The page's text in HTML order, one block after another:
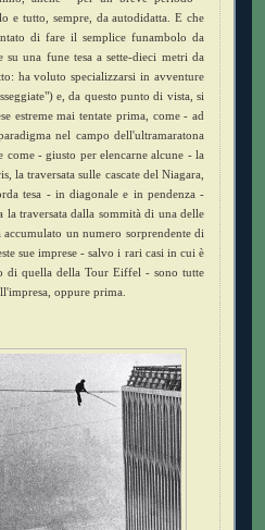
e tutto, sempre, da autodidatta. E che
di fare il semplice funambolo da
una fune tesa a sette-dieci metri da
ha voluto specializzarsi in avventure
e, da questo punto di vista, si
estreme mai tentate prima, come - ad
nel campo dell'ultramaratona
come - giusto per elencarne alcune - la
la traversata sulle cascate del Niagara,
tesa - in diagonale e in pendenza -
traversata dalla sommità di una delle
un numero sorprendente di
sue imprese - salvo i rari casi in cui è
di quella della Tour Eiffel - sono tutte
oppure prima.